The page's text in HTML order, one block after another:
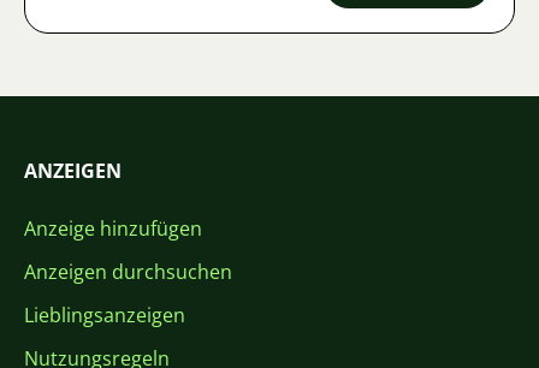
ANZEIGEN
Anzeige hinzufügen
Anzeigen durchsuchen
Lieblingsanzeigen
Nutzungsregeln